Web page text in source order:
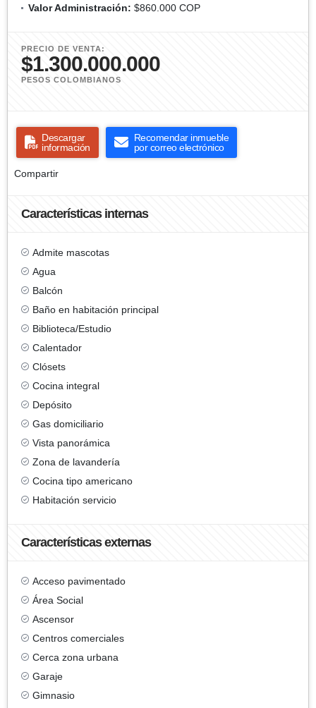
Valor Administración: $860.000 COP
PRECIO DE VENTA:
$1.300.000.000
PESOS COLOMBIANOS
Descargar
información
Recomendar inmueble
por correo electrónico
Compartir
Características internas
Admite mascotas
Agua
Balcón
Baño en habitación principal
Biblioteca/Estudio
Calentador
Clósets
Cocina integral
Depósito
Gas domiciliario
Vista panorámica
Zona de lavandería
Cocina tipo americano
Habitación servicio
Características externas
Acceso pavimentado
Área Social
Ascensor
Centros comerciales
Cerca zona urbana
Garaje
Gimnasio